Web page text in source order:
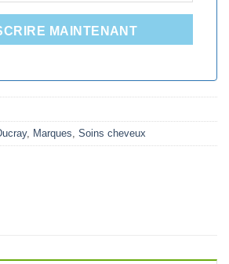
MAINTENANT
, Marques, Soins cheveux